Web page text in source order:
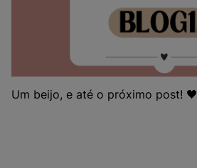
Um beijo, e até o próximo post! 🖤